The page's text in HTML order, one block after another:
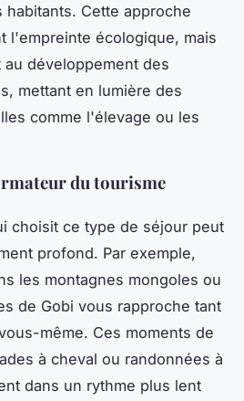
Cette approche
l'empreinte écologique, mais
développement des
mettant en lumière des
comme l'élevage ou les
du tourisme
choisit ce type de séjour peut
profond. Par exemple,
les montagnes mongoles ou
de Gobi vous rapproche tant
même. Ces moments de
à cheval ou randonnées à
dans un rythme plus lent